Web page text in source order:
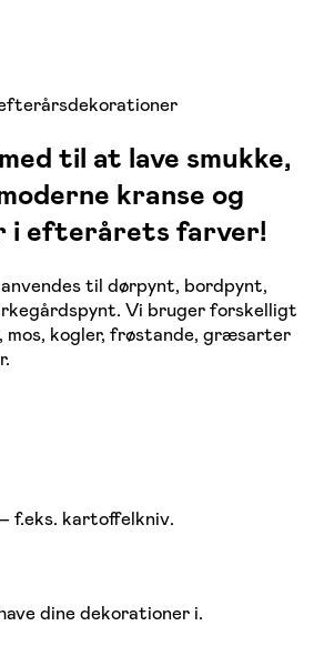
til at lave smukke,
kranse og
i efterårets farver!
anvendes til dørpynt, bordpynt,
Vi bruger forskelligt
mos, kogler, frøstande, græsarter
f.eks. kartoffelkniv.
dine dekorationer i.